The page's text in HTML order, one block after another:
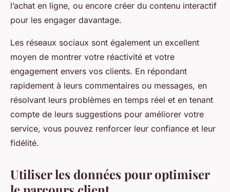
l’achat en ligne, ou encore créer du contenu interactif
pour les engager davantage.
Les réseaux sociaux sont également un excellent
moyen de montrer votre réactivité et votre
engagement envers vos clients. En répondant
rapidement à leurs commentaires ou messages, en
résolvant leurs problèmes en temps réel et en tenant
compte de leurs suggestions pour améliorer votre
service, vous pouvez renforcer leur confiance et leur
fidélité.
Utiliser les données pour optimiser